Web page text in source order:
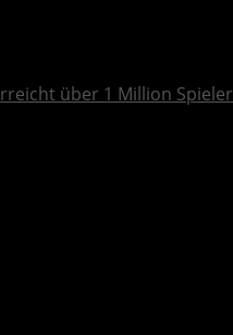
über 1 Million Spieler